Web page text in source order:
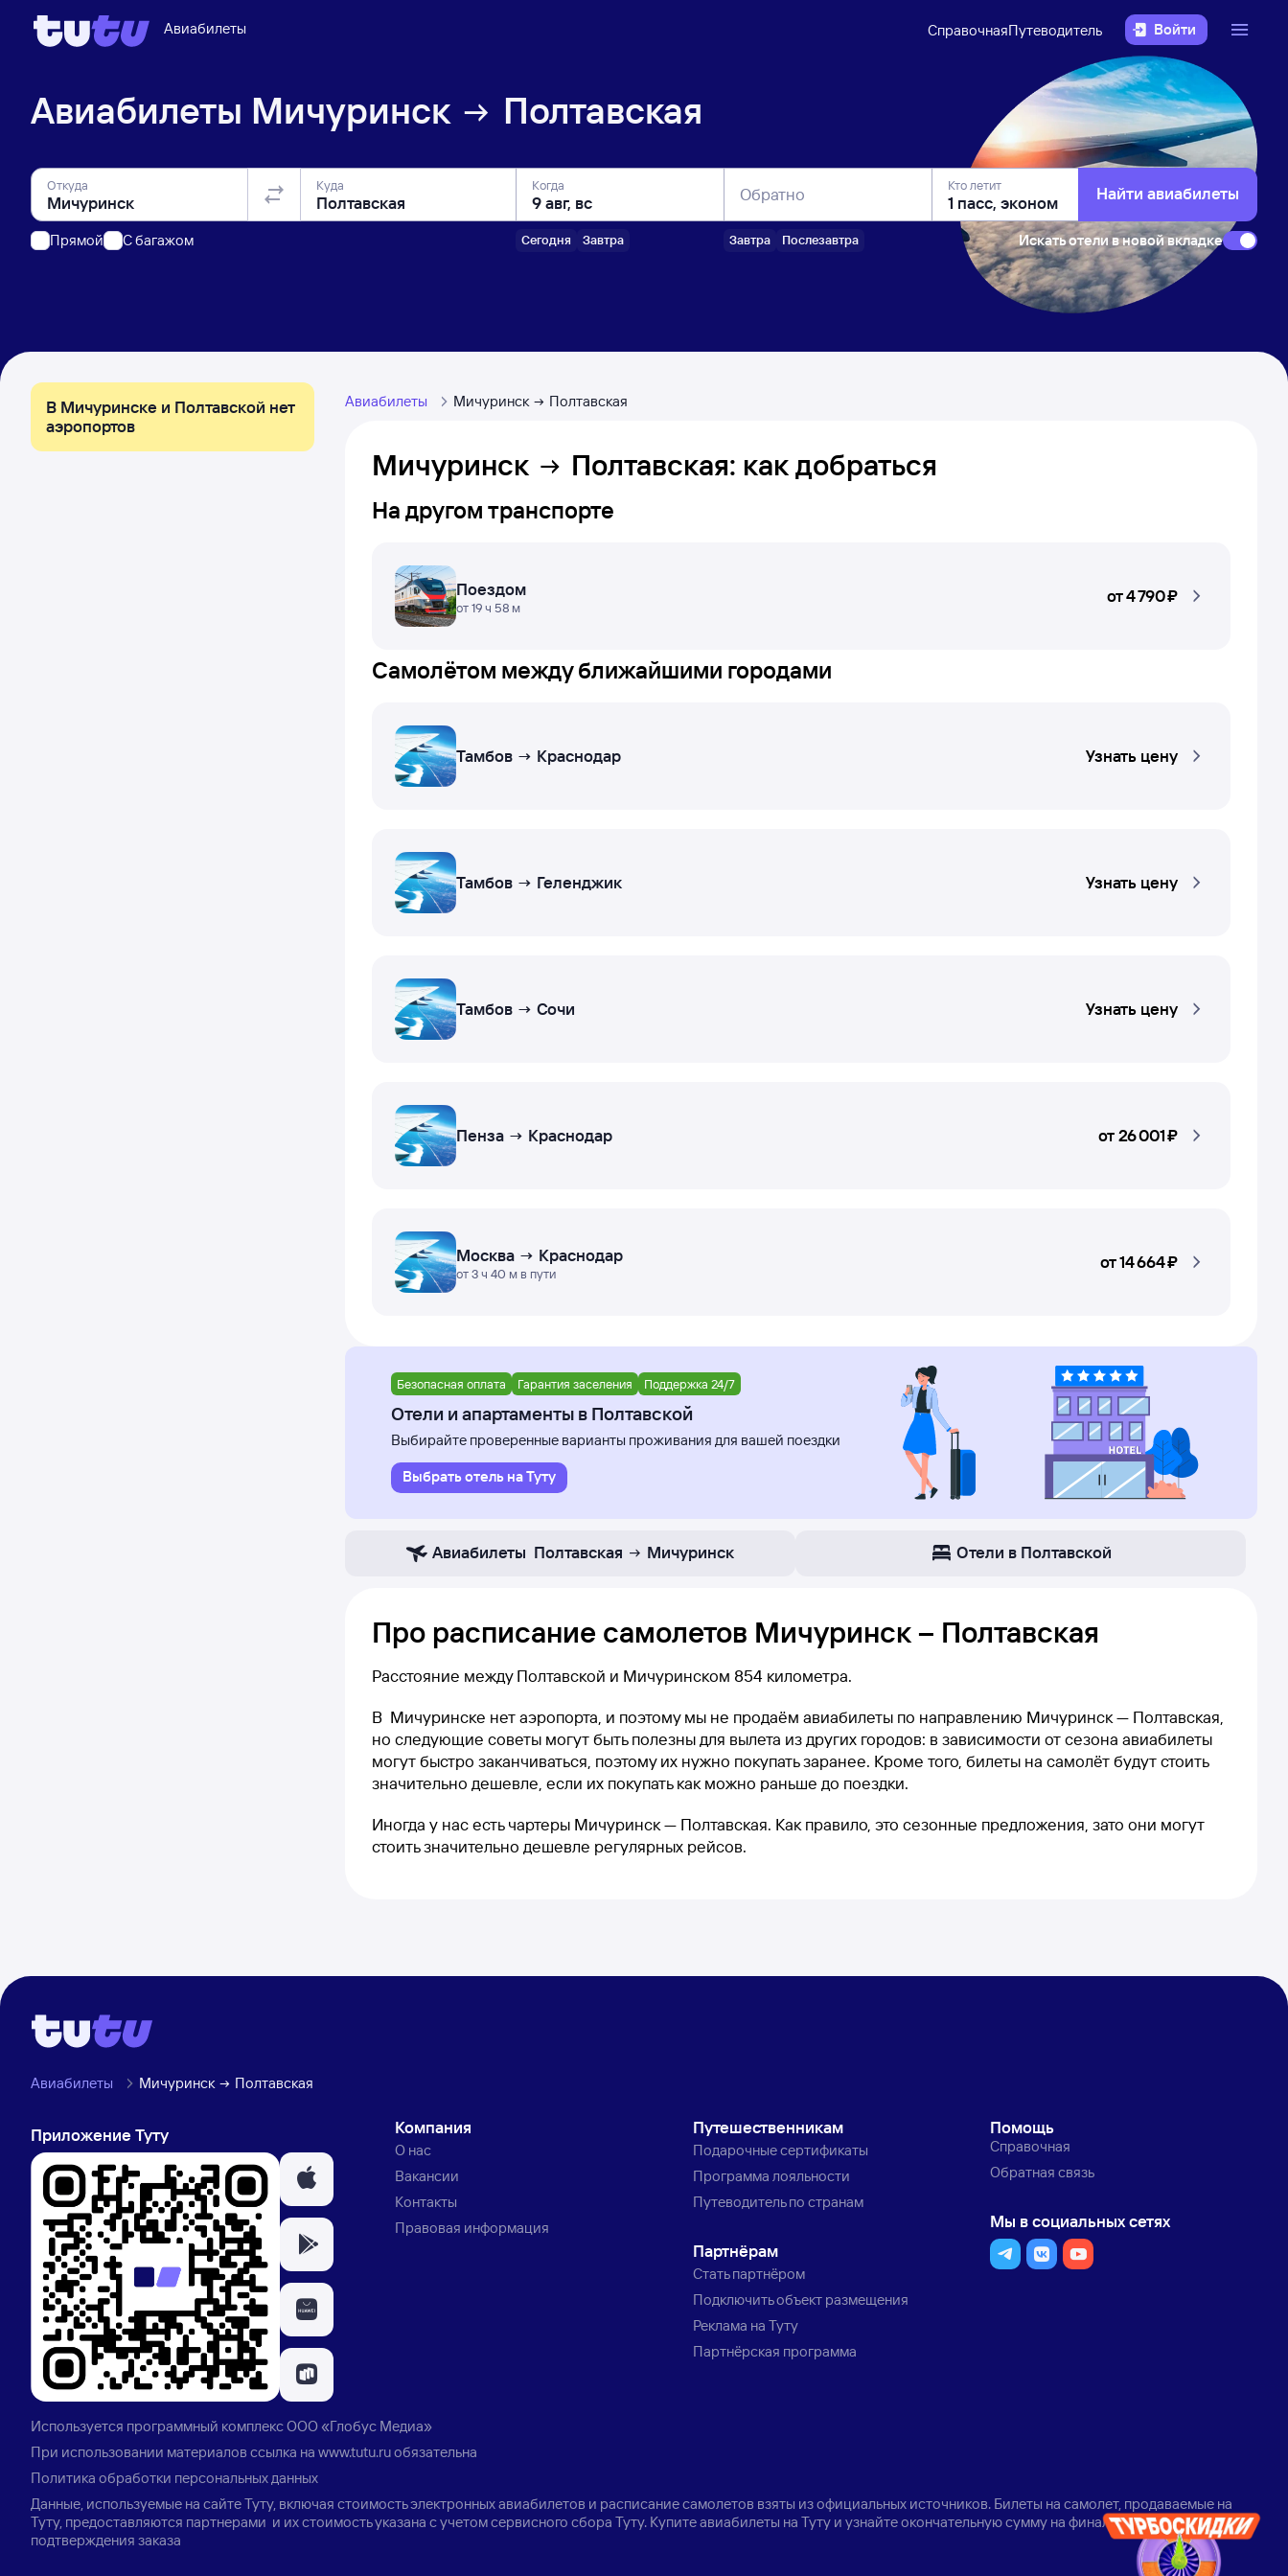
Авиабилеты СправочнаяПутеводитель Войти
Авиабилеты Мичуринск Полтавская
Откуда
Прямой C багажом
Куда Когда
Сегодня Завтра
Обратно
Завтра Послезавтра
Кто летит Найти авиабилеты
Искать отели в новой вкладке
В Мичуринске и Полтавской нет
аэропортов
Авиабилеты Мичуринск Полтавская
Мичуринск Полтавская: как добраться
На другом транспорте
Поездом
от 19 ч 58 м
от4 ⁠790 ⁠₽
Самолётом между ближайшими городами
Тамбов → Краснодар Узнать цену
Тамбов → Геленджик Узнать цену
Тамбов → Сочи Узнать цену
Пенза → Краснодар от26 ⁠001 ⁠₽
Москва → Краснодар
от 3 ч 40 м в пути
от14 ⁠664 ⁠₽
Безопасная оплата Гарантия заселения Поддержка 24/7
Отели и апартаменты в Полтавской
Выбирайте проверенные варианты проживания для вашей поездки
Выбрать отель на Туту
Авиабилеты Полтавская Мичуринск Отели в Полтавской
Про расписание самолетов Мичуринск – Полтавская
Расстояние между Полтавской и Мичуринском 854 километра.
В Мичуринске нет аэропорта, и поэтому мы не продаём авиабилеты по направлению Мичуринск — Полтавская,
но следующие советы могут быть полезны для вылета из других городов: в зависимости от сезона авиабилеты
могут быстро заканчиваться, поэтому их нужно покупать заранее. Кроме того, билеты на самолёт будут стоить
значительно дешевле, если их покупать как можно раньше до поездки.
Иногда у нас есть чартеры Мичуринск — Полтавская. Как правило, это сезонные предложения, зато они могут
стоить значительно дешевле регулярных рейсов.
Авиабилеты Мичуринск Полтавская
Приложение Туту Компания
О нас
Вакансии
Контакты
Правовая информация
Путешественникам
Подарочные сертификаты
Программа лояльности
Путеводитель по странам
Партнёрам
Стать партнёром
Подключить объект размещения
Реклама на Туту
Партнёрская программа
Помощь
Справочная
Обратная связь
Мы в социальных сетях
Используется программный комплексООО «Глобус Медиа»
При использовании материалов ссылка на www.tutu.ruобязательна
Политика обработки персональных данных
Данные, используемые на сайте Туту, включая стоимость электронных авиабилетов и расписание самолетов взяты из официальных источников. Билеты на самолет, продаваемые на
Туту, предоставляются партнерами и их стоимость указана с учетом сервисного сбора Туту. Купите авиабилеты на Туту и узнайте окончательную сумму на финальном шаге
подтверждения заказа